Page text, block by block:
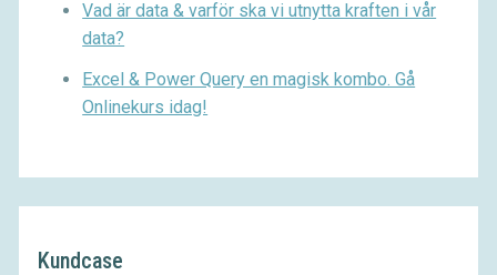
Vad är data & varför ska vi utnytta kraften i vår
data?
Excel & Power Query en magisk kombo. Gå
Onlinekurs idag!
Kundcase